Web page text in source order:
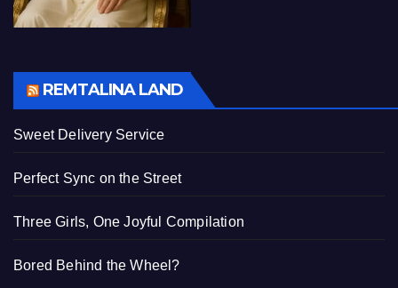
REMTALINA LAND
Sweet Delivery Service
Perfect Sync on the Street
Three Girls, One Joyful Compilation
Bored Behind the Wheel?